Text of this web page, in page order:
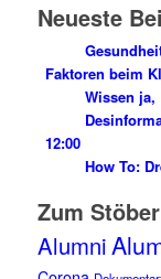
Neueste
Faktoren beim
Wissen ja,
12:00
How To:
Zum
Alumni